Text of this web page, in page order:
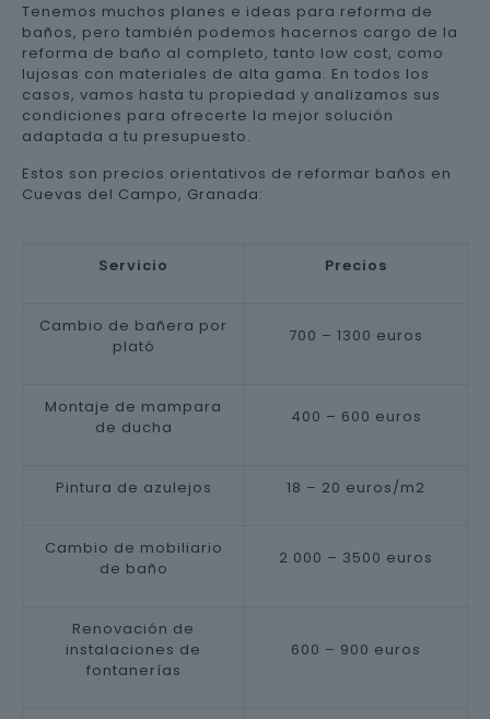
Tenemos muchos planes e ideas para reforma de
baños, pero también podemos hacernos cargo de la
reforma de baño al completo, tanto low cost, como
lujosas con materiales de alta gama. En todos los
casos, vamos hasta tu propiedad y analizamos sus
condiciones para ofrecerte la mejor solución
adaptada a tu presupuesto.
Estos son precios orientativos de reformar baños en
Cuevas del Campo, Granada:
Servicio Precios
Cambio de bañera por
plató
700 – 1300 euros
Montaje de mampara
de ducha
400 – 600 euros
Pintura de azulejos 18 – 20 euros/m2
Cambio de mobiliario
de baño
2.000 – 3500 euros
Renovación de
instalaciones de
fontanerías
600 – 900 euros